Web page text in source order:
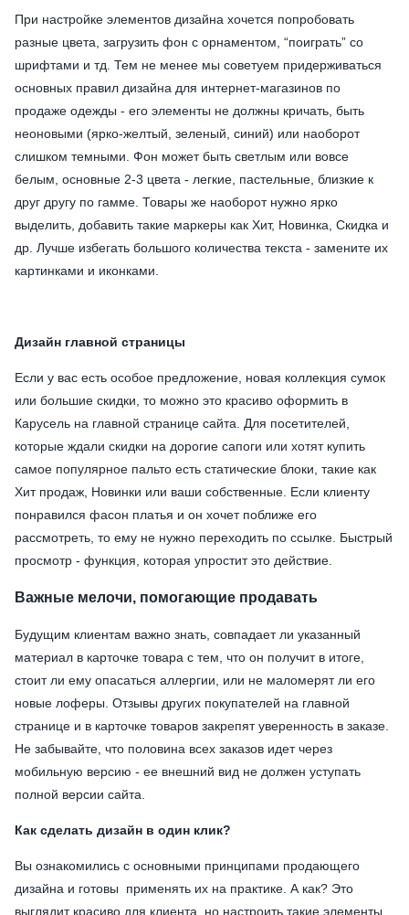
При настройке элементов дизайна хочется попробовать
разные цвета, загрузить фон с орнаментом, “поиграть” со
шрифтами и тд. Тем не менее мы советуем придерживаться
основных правил дизайна для интернет-магазинов по
продаже одежды - его элементы не должны кричать, быть
неоновыми (ярко-желтый, зеленый, синий) или наоборот
слишком темными. Фон может быть светлым или вовсе
белым, основные 2-3 цвета - легкие, пастельные, близкие к
друг другу по гамме. Товары же наоборот нужно ярко
выделить, добавить такие маркеры как Хит, Новинка, Скидка и
др. Лучше избегать большого количества текста - замените их
картинками и иконками.
Дизайн главной страницы
Если у вас есть особое предложение, новая коллекция сумок
или большие скидки, то можно это красиво оформить в
Карусель на главной странице сайта. Для посетителей,
которые ждали скидки на дорогие сапоги или хотят купить
самое популярное пальто есть статические блоки, такие как
Хит продаж, Новинки или ваши собственные. Если клиенту
понравился фасон платья и он хочет поближе его
рассмотреть, то ему не нужно переходить по ссылке. Быстрый
просмотр - функция, которая упростит это действие.
Важные мелочи, помогающие продавать
Будущим клиентам важно знать, совпадает ли указанный
материал в карточке товара с тем, что он получит в итоге,
стоит ли ему опасаться аллергии, или не маломерят ли его
новые лоферы. Отзывы других покупателей на главной
странице и в карточке товаров закрепят уверенность в заказе.
Не забывайте, что половина всех заказов идет через
мобильную версию - ее внешний вид не должен уступать
полной версии сайта.
Как сделать дизайн в один клик?
Вы ознакомились с основными принципами продающего
дизайна и готовы применять их на практике. А как? Это
выглядит красиво для клиента, но настроить такие элементы